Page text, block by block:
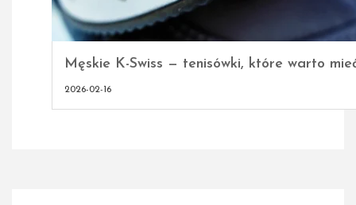
Męskie K-Swiss — tenisówki, które warto
2026-02-16